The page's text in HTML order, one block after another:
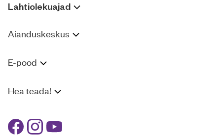
Lahtiolekuajad
Aianduskeskus
E-pood
Hea teada!